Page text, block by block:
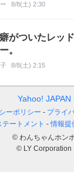
8/8(土) 2:30
がついたレッ
。
8/8(土) 2:15
Yahoo! JAPAN
ーポリシー
プライ
テートメント 情報提
© わんちゃんホン
© LY Corporation